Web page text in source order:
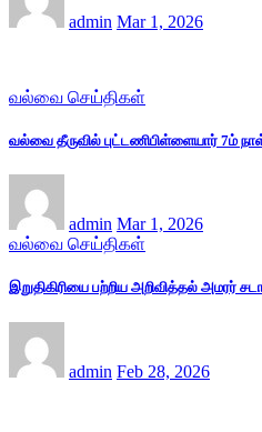
admin Mar 1, 2026
வல்வை செய்திகள்
வல்வை தீருவில் புட்டணிபிள்ளையார் 7ம்
admin Mar 1, 2026
வல்வை செய்திகள்
இறுதிகிரியை பற்றிய அறிவித்தல் அமரர்
admin Feb 28, 2026